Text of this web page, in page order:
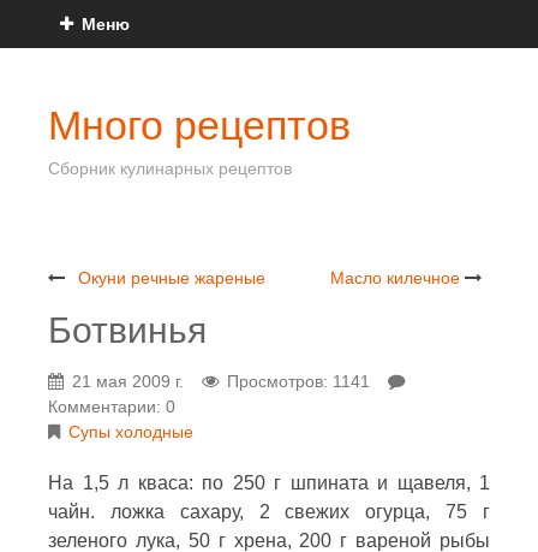
Меню
Много рецептов
Сборник кулинарных рецептов
Окуни речные жареные Масло килечное
Ботвинья
21 мая 2009 г.
Просмотров: 1141
Комментарии: 0
Супы холодные
На 1,5 л кваса: по 250 г шпината и щавеля, 1
чайн. ложка сахару, 2 свежих огурца, 75 г
зеленого лука, 50 г хрена, 200 г вареной рыбы